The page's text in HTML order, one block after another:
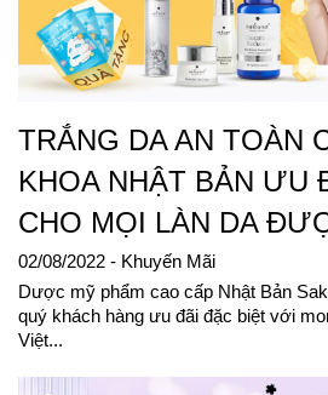
TRẮNG DA AN TOÀN
KHOA NHẬT BẢN ƯU
CHO MỌI LÀN DA
02/08/2022 - Khuyến Mãi
Dược mỹ phẩm cao cấp Nhật Bản
quý khách hàng ưu đãi đặc biệt với
Việt...